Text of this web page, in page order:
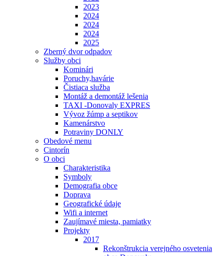
2023
2024
2024
2024
2025
Zberný dvor odpadov
Služby obci
Kominári
Poruchy,havárie
Čistiaca služba
Montáž a demontáž lešenia
TAXI -Donovaly EXPRES
Vývoz žúmp a septikov
Kamenárstvo
Potraviny DONLY
Obedové menu
Cintorín
O obci
Charakteristika
Symboly
Demografia obce
Doprava
Geografické údaje
Wifi a internet
Zaujímavé miesta, pamiatky
Projekty
2017
Rekonštrukcia verejného osvetenia